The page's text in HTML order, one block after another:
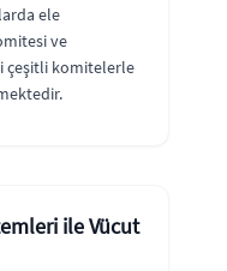
ele
ve
çeşitli komitelerle
ile Vücut